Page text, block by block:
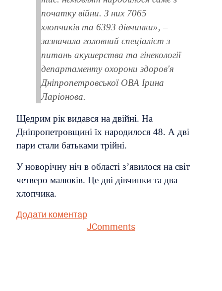
початку війни. З них 7065
хлопчиків та 6393 дівчинки», –
зазначила головний спеціаліст з
питань акушерства та гінекології
департаменту охорони здоров'я
Дніпропетровської ОВА Ірина
Ларіонова.
Щедрим рік видався на двійні. На
Дніпропетровщині їх народилося 48. А дві
пари стали батьками трійні.
У новорічну ніч в області з’явилося на світ
четверо малюків. Це дві дівчинки та два
хлопчика.
Додати коментар
JComments